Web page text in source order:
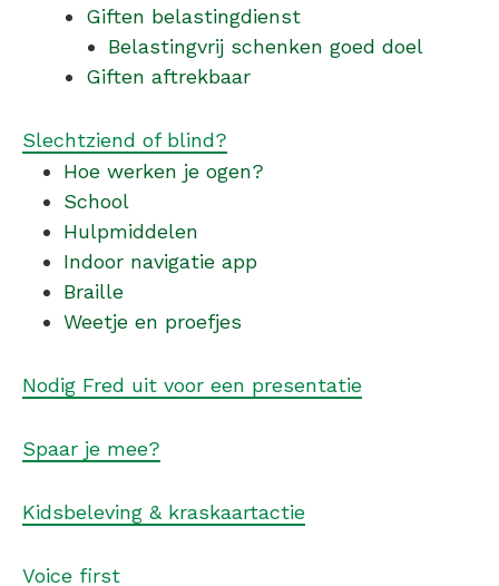
Giften belastingdienst
Belastingvrij schenken goed doel
Giften aftrekbaar
Slechtziend of blind?
Hoe werken je ogen?
School
Hulpmiddelen
Indoor navigatie app
Braille
Weetje en proefjes
Nodig Fred uit voor een presentatie
Spaar je mee?
Kidsbeleving & kraskaartactie
Voice first